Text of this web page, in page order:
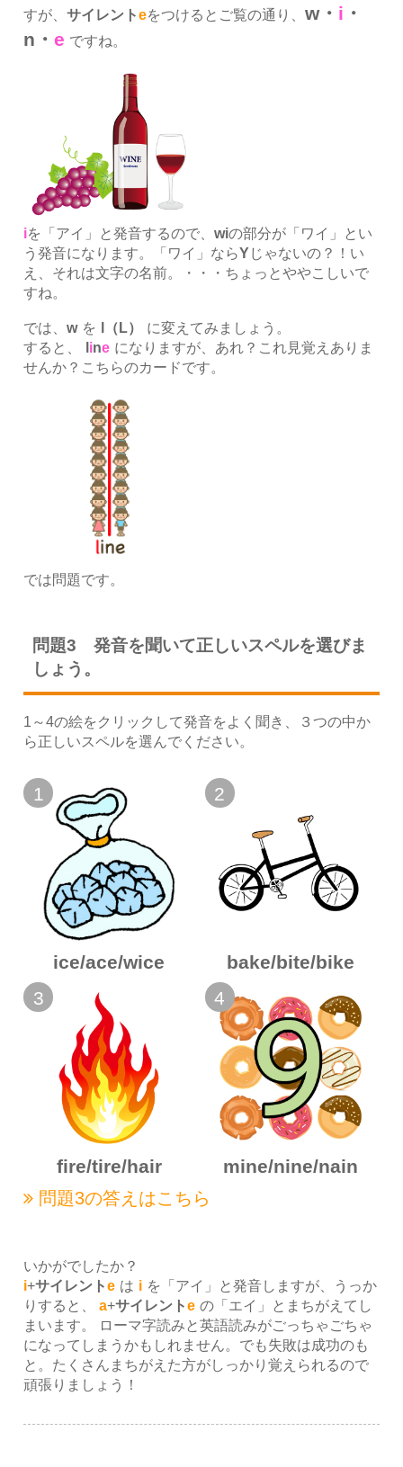
すが、サイレントeをつけるとご覧の通り、w・ i ・
n・e ですね。
iを「アイ」と発音するので、wiの部分が「ワイ」とい
う発音になります。「ワイ」ならYじゃないの？！い
え、それは文字の名前。・・・ちょっとややこしいで
すね。
では、w を l（L）
に変えてみましょう。
すると、
line になりますが、あれ？これ見覚えありま
せんか？こちらのカードです。
では問題です。
問題3 発音を聞いて正しいスペルを選びま
しょう。
1～4の絵をクリックして発音をよく聞き、３つの中か
ら正しいスペルを選んでください。
1
ice/ace/wice
2
bake/bite/bike
3
fire/tire/hair
4
mine/nine/nain
問題3の答えはこちら
いかがでしたか？
i+サイレントe は i を「アイ」と発音しますが、うっか
りすると、a+サイレントe の「エイ」とまちがえてし
まいます。 ローマ字読みと英語読みがごっちゃごちゃ
になってしまうかもしれません。でも失敗は成功のも
と。たくさんまちがえた方がしっかり覚えられるので
頑張りましょう！